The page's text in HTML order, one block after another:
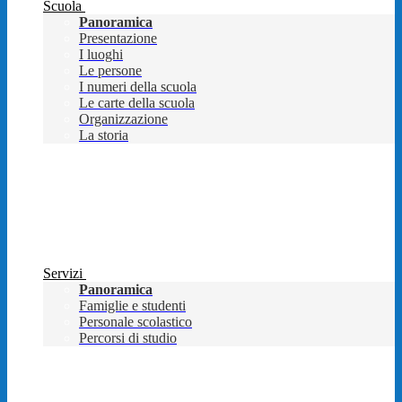
Scuola
Panoramica
Presentazione
I luoghi
Le persone
I numeri della scuola
Le carte della scuola
Organizzazione
La storia
Servizi
Panoramica
Famiglie e studenti
Personale scolastico
Percorsi di studio